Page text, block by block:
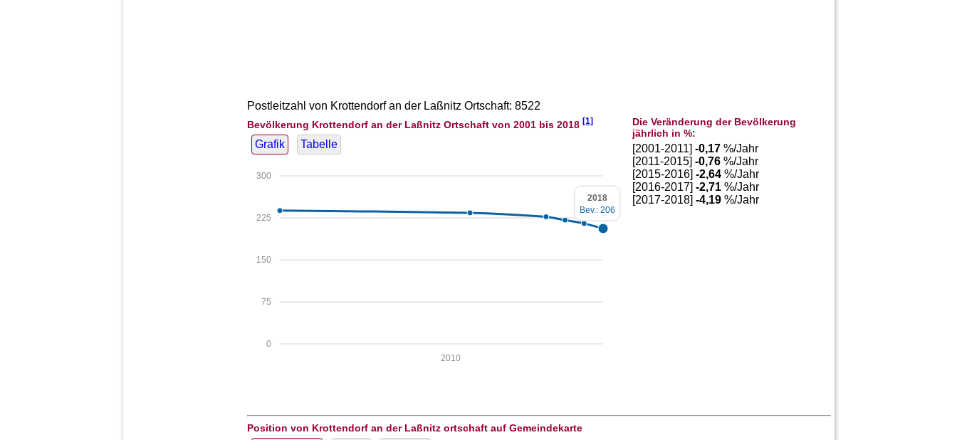
Postleitzahl von Krottendorf an der Laßnitz Ortschaft: 8522
Bevölkerung Krottendorf an der Laßnitz Ortschaft von 2001 bis 2018 [1]
Grafik Tabelle
0
75
150
225
300
2010
2018
Bev.: 206
Die Veränderung der Bevölkerung
jährlich in %:
[2001-2011]-0,17 %/Jahr
[2011-2015]-0,76 %/Jahr
[2015-2016]-2,64 %/Jahr
[2016-2017]-2,71 %/Jahr
[2017-2018]-4,19 %/Jahr
Position von Krottendorf an der Laßnitz ortschaft auf Gemeindekarte